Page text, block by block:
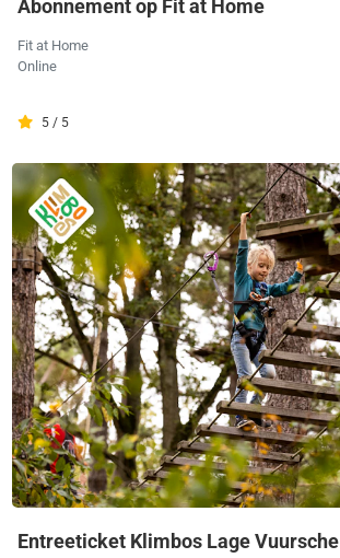
Abonnement op Fit at Home
Fit at Home
Online
5 / 5
Entreeticket Klimbos Lage Vuursche